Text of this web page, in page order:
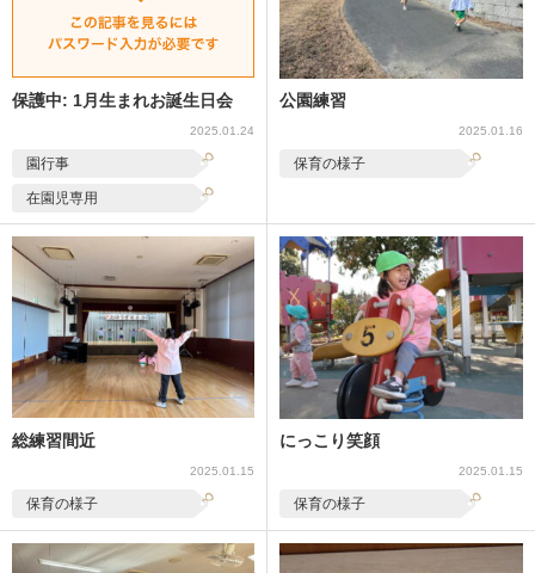
保護中: 1月生まれお誕生日会
2025.01.24
園行事
在園児専用
公園練習
2025.01.16
保育の様子
総練習間近
2025.01.15
保育の様子
にっこり笑顔
2025.01.15
保育の様子